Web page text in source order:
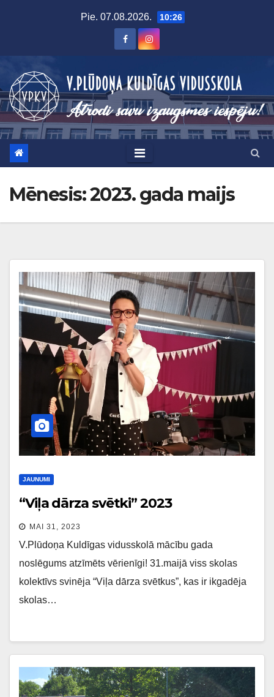
Pie. 07.08.2026. 10:26
Mēnesis:2023. gada maijs
JAUNUMI
“Viļa dārza svētki” 2023
MAI 31, 2023
V.Plūdoņa Kuldīgas vidusskolā mācību gada
noslēgums atzīmēts vērienīgi! 31.maijā viss skolas
kolektīvs svinēja “Viļa dārza svētkus”, kas ir ikgadēja
skolas…